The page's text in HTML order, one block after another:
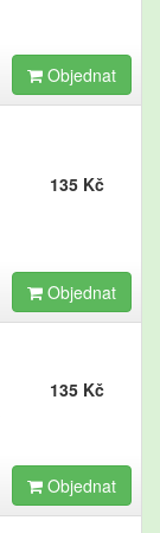
Objednat
135 Kč
Objednat
135 Kč
Objednat